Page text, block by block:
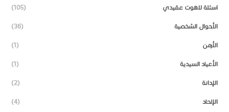
اسئلة لاهوت عقيدي (105)
الأحوال الشخصية (36)
الأرمن (1)
الأعياد السيدية (1)
الإدانة (2)
الإلحاد (4)